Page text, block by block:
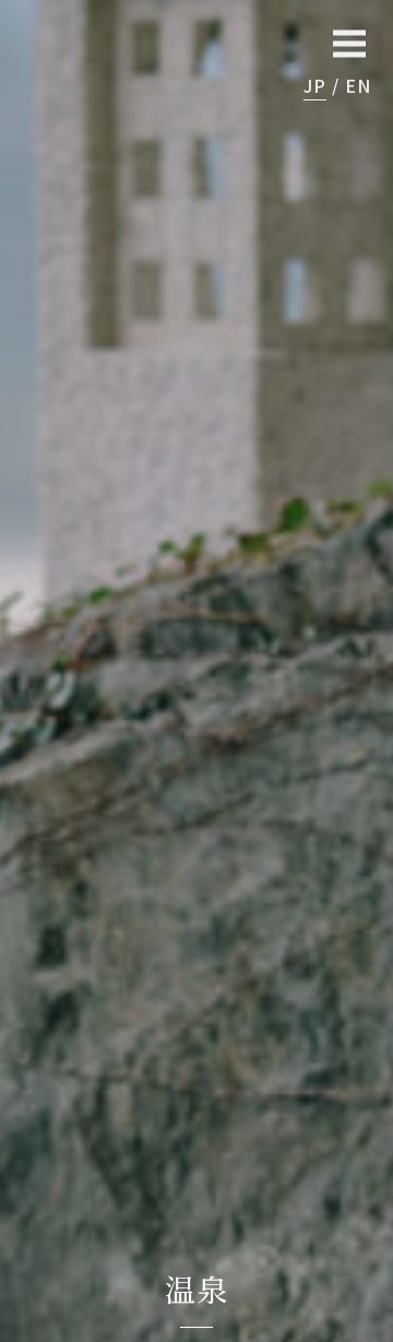
JP EN
温泉